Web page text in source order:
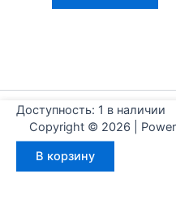
Copyright © 2026 |
Доступность: 1 в наличии
товара
В корзину